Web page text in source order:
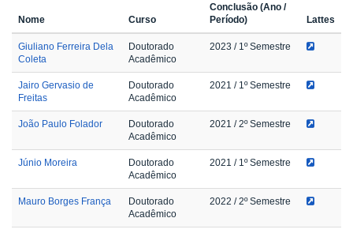
Nome Curso
Conclusão (Ano /
Período)
Lattes
Giuliano Ferreira Dela
Coleta
Doutorado
Acadêmico
2023 / 1º Semestre
Jairo Gervasio de
Freitas
Doutorado
Acadêmico
2021 / 1º Semestre
João Paulo Folador
Doutorado
Acadêmico
2021 / 2º Semestre
Júnio Moreira
Doutorado
Acadêmico
2021 / 1º Semestre
Mauro Borges França
Doutorado
Acadêmico
2022 / 2º Semestre